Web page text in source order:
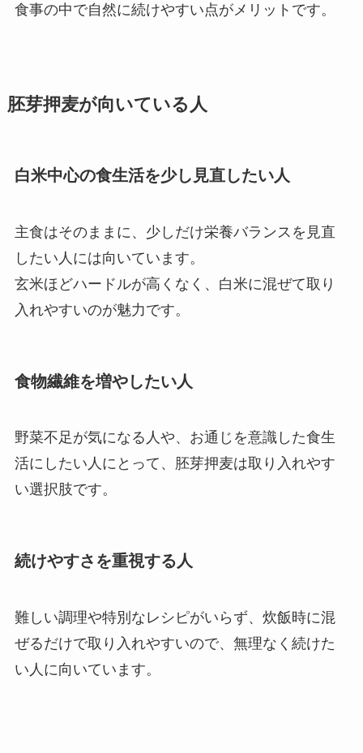
食事の中で自然に続けやすい点がメリットです。
胚芽押麦が向いている人
白米中心の食生活を少し見直したい人
主食はそのままに、少しだけ栄養バランスを見直
したい人には向いています。
玄米ほどハードルが高くなく、白米に混ぜて取り
入れやすいのが魅力です。
食物繊維を増やしたい人
野菜不足が気になる人や、お通じを意識した食生
活にしたい人にとって、胚芽押麦は取り入れやす
い選択肢です。
続けやすさを重視する人
難しい調理や特別なレシピがいらず、炊飯時に混
ぜるだけで取り入れやすいので、無理なく続けた
い人に向いています。